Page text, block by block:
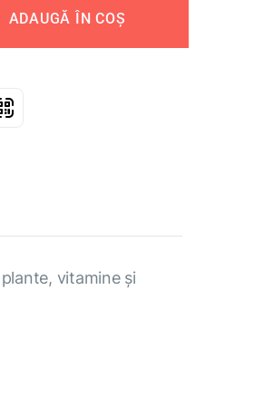
ADAUGĂ ÎN COȘ
vitamine și